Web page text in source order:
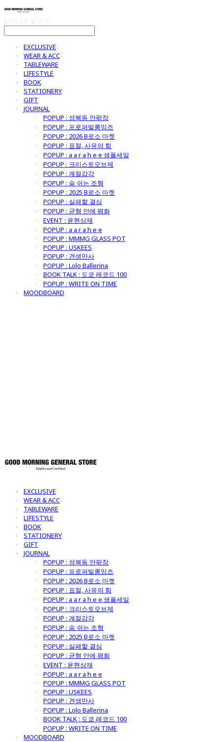
EXCLUSIVE
WEAR & ACC
TABLEWARE
LIFESTYLE
BOOK
STATIONERY
GIFT
JOURNAL
POPUP : 성북동 안팎장
POPUP : 프로퍼빌롱잉즈
POPUP : 2026 B로소 마켓
POPUP : 표절, 사유의 힘
POPUP : a a r a h e e 샘플세일
POPUP : 크리스토오브제
POPUP : 계절감각
POPUP : 숨 쉬는 조형
POPUP : 2025 B로소 마켓
POPUP : 실패할 결심
POPUP : 균형 안에 평화
EVENT : 윤현상재
POPUP : a a r a h e e
POPUP : MMMG GLASS POT
POPUP : USKEES
POPUP : 견생만사
POPUP : Lolo Ballerina
BOOK TALK : 도쿄 레코드 100
POPUP : WRITE ON TIME
MOODBOARD
EXCLUSIVE
WEAR & ACC
TABLEWARE
LIFESTYLE
BOOK
STATIONERY
GIFT
JOURNAL
POPUP : 성북동 안팎장
POPUP : 프로퍼빌롱잉즈
POPUP : 2026 B로소 마켓
POPUP : 표절, 사유의 힘
POPUP : a a r a h e e 샘플세일
POPUP : 크리스토오브제
POPUP : 계절감각
POPUP : 숨 쉬는 조형
POPUP : 2025 B로소 마켓
POPUP : 실패할 결심
POPUP : 균형 안에 평화
EVENT : 윤현상재
POPUP : a a r a h e e
POPUP : MMMG GLASS POT
POPUP : USKEES
POPUP : 견생만사
POPUP : Lolo Ballerina
BOOK TALK : 도쿄 레코드 100
POPUP : WRITE ON TIME
MOODBOARD